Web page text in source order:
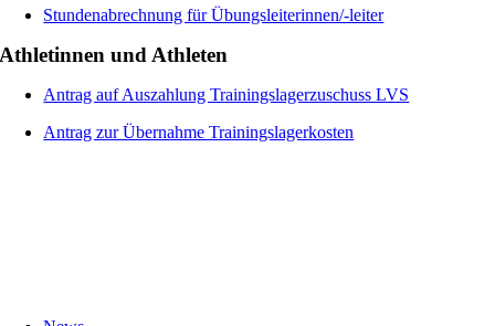
Stundenabrechnung für Übungsleiterinnen/-leiter
Athletinnen und Athleten
Antrag auf Auszahlung Trainingslagerzuschuss LVS
Antrag zur Übernahme Trainingslagerkosten